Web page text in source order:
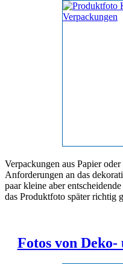
Verpackungen aus Papier
Anforderungen an das
paar kleine aber
das Produktfoto später richtig
Fotos von Deko-